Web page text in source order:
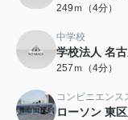
249ｍ（4分）
中学校
学校法人 名
257ｍ（4分）
コンビニエンス
ローソン 東